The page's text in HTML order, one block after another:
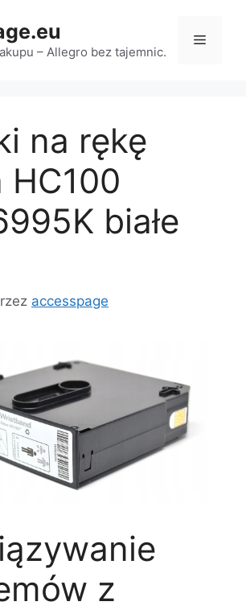
– Allegro bez tajemnic.
Menu
na rękę
HC100
białe
accesspage
z